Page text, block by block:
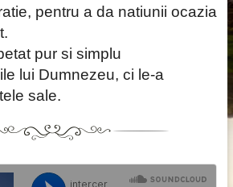
pentru a da natiunii ocazia
pur si simplu
lui Dumnezeu, ci le-a
sale.